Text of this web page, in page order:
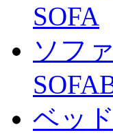
SOFA
ソフ
ベッド